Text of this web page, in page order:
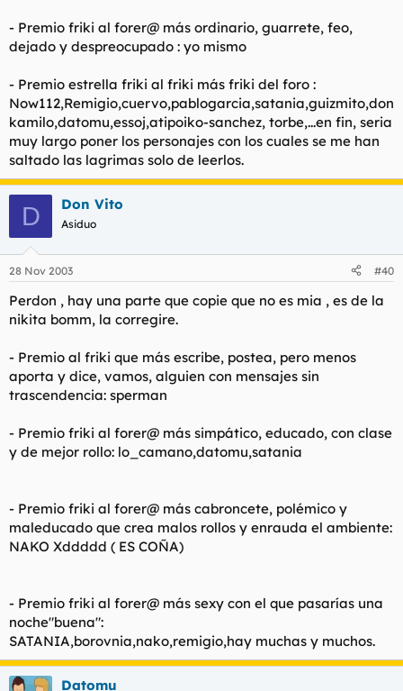
- Premio friki al forer@ más ordinario, guarrete, feo,
dejado y despreocupado : yo mismo
- Premio estrella friki al friki más friki del foro :
Now112,Remigio,cuervo,pablogarcia,satania,guizmito,don
kamilo,datomu,essoj,atipoiko-sanchez, torbe,...en fin, seria
muy largo poner los personajes con los cuales se me han
saltado las lagrimas solo de leerlos.
D Don Vito
Asiduo
28 Nov 2003 #40
Perdon , hay una parte que copie que no es mia , es de la
nikita bomm, la corregire.
- Premio al friki que más escribe, postea, pero menos
aporta y dice, vamos, alguien con mensajes sin
trascendencia: sperman
- Premio friki al forer@ más simpático, educado, con clase
y de mejor rollo: lo_camano,datomu,satania
- Premio friki al forer@ más cabroncete, polémico y
maleducado que crea malos rollos y enrauda el ambiente:
NAKO Xddddd ( ES COÑA)
- Premio friki al forer@ más sexy con el que pasarías una
noche"buena":
SATANIA,borovnia,nako,remigio,hay muchas y muchos.
Datomu